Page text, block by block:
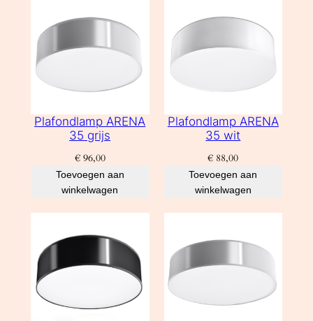
Plafondlamp ARENA
35 grijs
€96,00
Toevoegen aan
winkelwagen
Plafondlamp ARENA
35 wit
€ 88,00
Toevoegen aan
winkelwagen